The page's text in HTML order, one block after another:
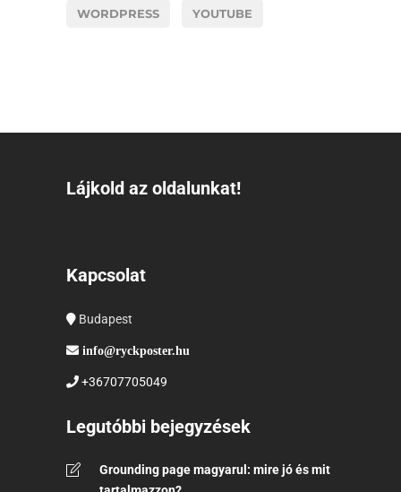
WORDPRESS YOUTUBE
Lájkold az oldalunkat!
Kapcsolat
Budapest
info@ryckposter.hu
+36707705049
Legutóbbi bejegyzések
Grounding page magyarul: mire jó és mit